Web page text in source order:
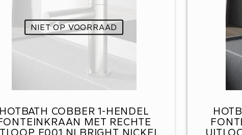
NIET OP VOORRAAD
HOTBATH COBBER 1-HENDEL
MET RECHTE
E001 NI BRIGHT NICKEL